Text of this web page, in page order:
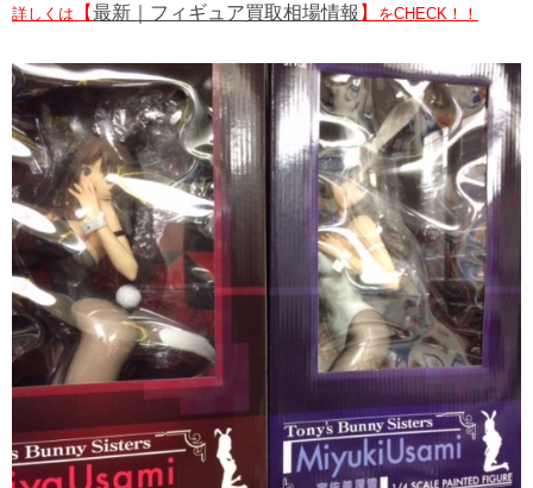
詳しくは 【最新｜フィギュア買取相場情報 】 をCHECK！！